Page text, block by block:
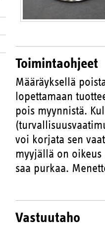
Toimintaohjeet
Määräyksellä
lopettamaan
pois myynnistä.
voi korjata sen
myyjällä on
saa purkaa.
Vastuutaho